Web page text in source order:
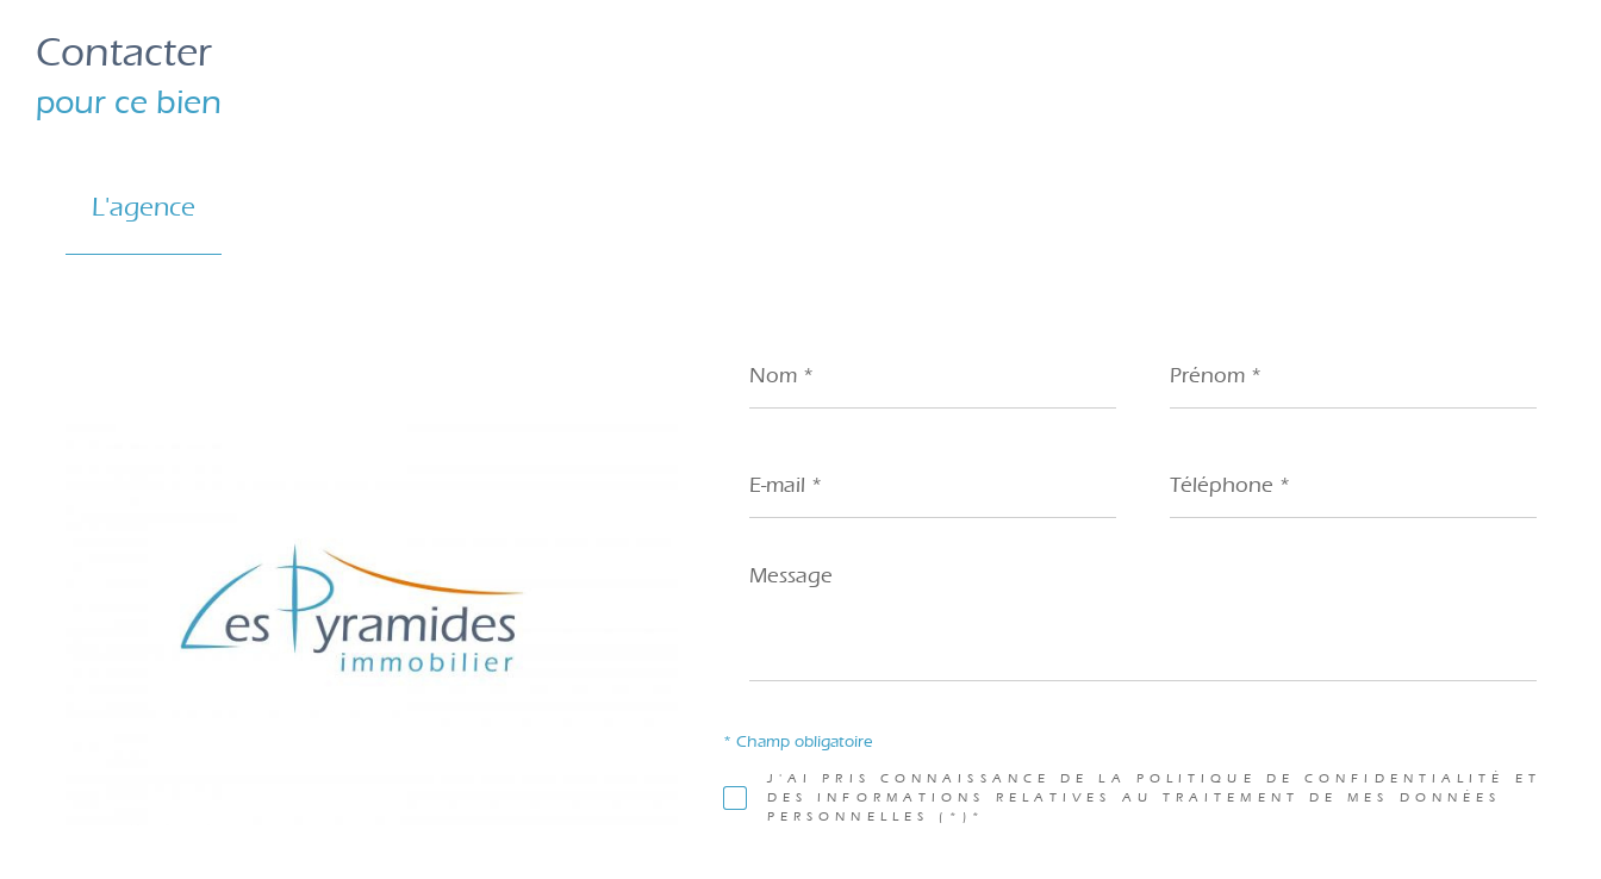
Contacter
pour ce bien
L'agence
*
*
mail
*
*
Message
*
J'AI PRIS CONNAISSANCE DE LA POLITIQUE DE CONFIDENTIALITÉ ET
DES INFORMATIONS RELATIVES AU TRAITEMENT DE MES DONNÉES
PERSONNELLES (*)*
* Champ obligatoire